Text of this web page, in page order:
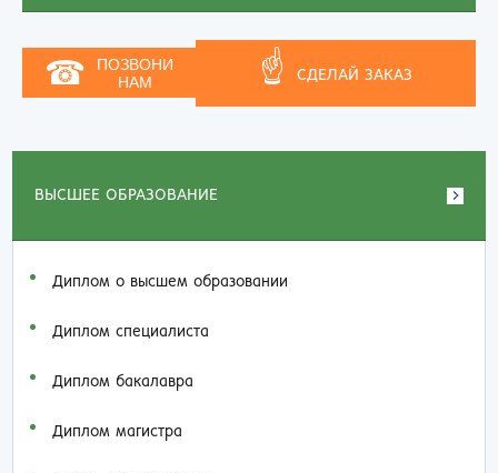
ВЫСШЕЕ ОБРАЗОВАНИЕ
Диплом о высшем образовании
Диплом специалиста
Диплом бакалавра
Диплом магистра
☎
ПОЗВОНИ
НАМ
☝ СДЕЛАЙ ЗАКАЗ